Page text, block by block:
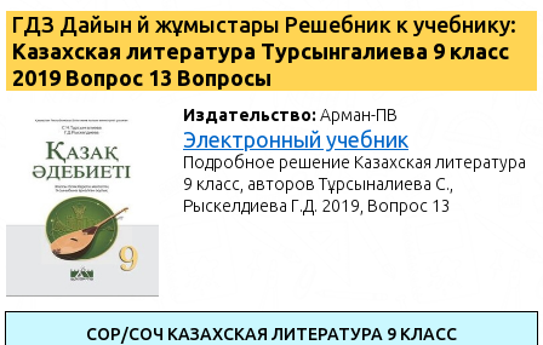
ГДЗ Дайын үй жұмыстары Решебник к учебнику:
Казахская литература Турсынгалиева 9 класс
2019 Вопрос 13 Вопросы
Издательство:Арман-ПВ
Электронный учебник
Подробное решение Казахская литература
9 класс, авторов Тұрсынғалиева С.,
Рыскелдиева Г.Д. 2019, Вопрос 13
СОР/СОЧ КАЗАХСКАЯ ЛИТЕРАТУРА 9 КЛАСС